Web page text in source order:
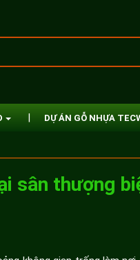
DỰ ÁN GỖ NHỰA
sân thượng